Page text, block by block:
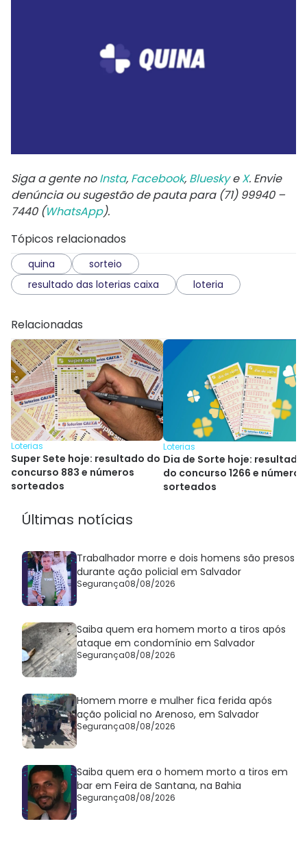
Siga a gente noInsta, Facebook, BlueskyeX. Envie
denúncia ou sugestão de pauta para (71) 99940 –
7440 (WhatsApp).
Tópicos relacionados
quina
sorteio
resultado das loterias caixa
loteria
Relacionadas
Loterias
Super Sete hoje: resultado do
concurso 883 e números
sorteados
Loterias
Dia de Sorte hoje: resultado
do concurso 1266 e números
sorteados
Últimas notícias
Trabalhador morre e dois homens são presos
durante ação policial em Salvador
Segurança08/08/2026
Saiba quem era homem morto a tiros após
ataque em condomínio em Salvador
Segurança08/08/2026
Homem morre e mulher fica ferida após
ação policial no Arenoso, em Salvador
Segurança08/08/2026
Saiba quem era o homem morto a tiros em
bar em Feira de Santana, na Bahia
Segurança08/08/2026